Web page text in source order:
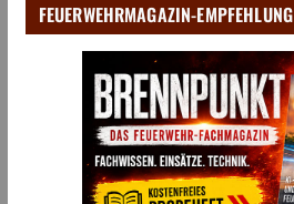
FEUERWEHRMAGAZIN-EMPFEHLUNG